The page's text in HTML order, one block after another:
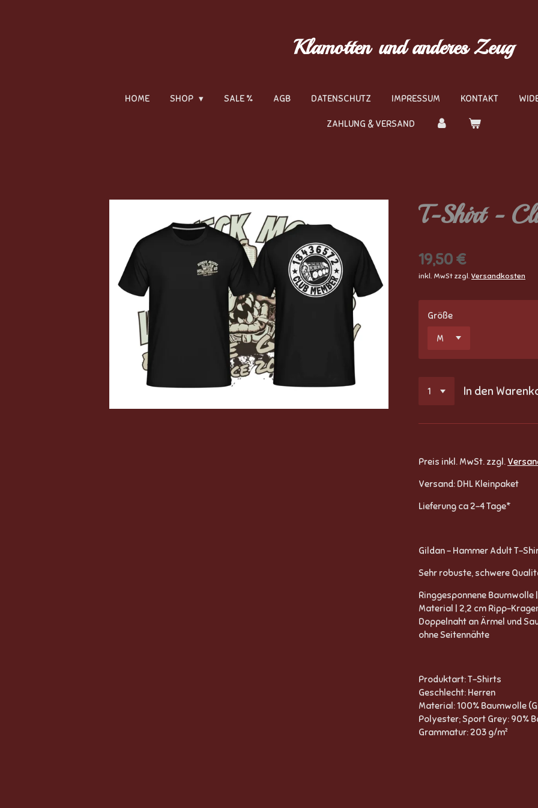
Klamotten und anderes Zeug
HOME SHOP SALE % AGB DATENSCHUTZ IMPRESSUM KONTAKT
ZAHLUNG & VERSAND
T-Shirt -
19,50 €
inkl. MwSt zzgl.Versandkosten
Größe
In den
Preis inkl. MwSt. zzgl.
Versand: DHL Kleinpaket
Lieferung ca 2-4 Tage*
Gildan - Hammer Adult T-
Sehr robuste, schwere
Ringgesponnene Baumwolle
Material | 2,2 cm Ripp-
Doppelnaht an Ärmel und
ohne Seitennähte
Produktart: T-Shirts
Geschlecht: Herren
Material: 100% Baumwolle
Polyester; Sport Grey: 90%
Grammatur: 203 g/m²